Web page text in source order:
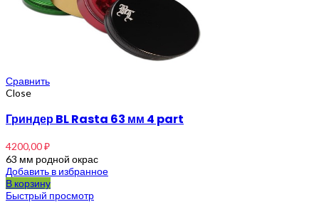
Сравнить
Close
Гриндер BL Rasta 63 мм 4 part
4200,00₽
63 мм родной окрас
Добавить в избранное
В корзину
Быстрый просмотр